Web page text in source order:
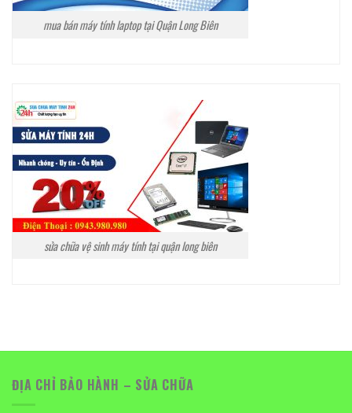
mua bán máy tính laptop tại Quận Long Biên
sửa chữa vệ sinh máy tính tại quận long biên
ĐỊA CHỈ BẢO HÀNH – SỬA CHỮA